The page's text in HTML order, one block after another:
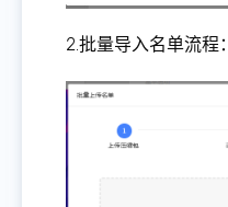
2.批量导入名单流程：